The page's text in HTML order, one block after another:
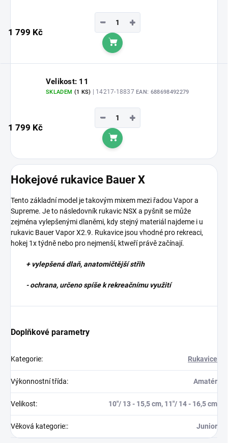
1 799 Kč
+
−
Do košíku
Velikost: 11
SKLADEM (1 KS) | 14217-18837EAN: 688698492279
1 799 Kč
+
−
Do košíku
Hokejové rukavice Bauer X
Tento základní model je takovým mixem mezi řadou Vapor a
Supreme. Je to následovník rukavic NSX a pyšnit se může
zejména vylepšenými dlaněmi, kdy stejný materiál najdeme i u
rukavic Bauer Vapor X2.9. Rukavice jsou vhodné pro rekreaci,
hokej 1x týdně nebo pro nejmenší, ktweří právě začínají.
+ vylepšená dlaň, anatomičtější střih
- ochrana, určeno spíše k rekreačnímu využití
Doplňkové parametry
Kategorie: Rukavice
Výkonnostní třída: Amatér
Velikost: 10"/ 13 - 15,5 cm, 11"/ 14 - 16,5 cm
Věková kategorie:: Junior